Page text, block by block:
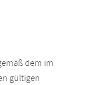
dem im
gültigen